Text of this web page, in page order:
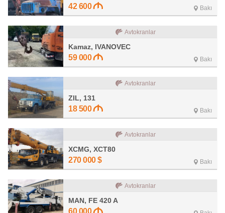
42 600 Bakı
Avtokranlar
Kamaz, IVANOVEC
59 000 Bakı
Avtokranlar
ZIL, 131
18 500 Bakı
Avtokranlar
XCMG, XCT80
270 000 $ Bakı
Avtokranlar
MAN, FE 420 A
60 000